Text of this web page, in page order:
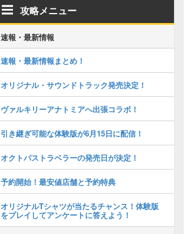
攻略メニュー
速報・最新情報
速報・最新情報まとめ！
オリジナル・サウンドトラック発売決定！
ヴァルキリーアナトミアへ出張コラボ！
引き継ぎ可能な体験版が6月15日に配信！
オクトパストラベラーの発売日が決定！
予約開始！最安値店舗と予約特典
オリジナルTシャツが当たるチャンス！体験版
をプレイしてアンケートに答えよう！